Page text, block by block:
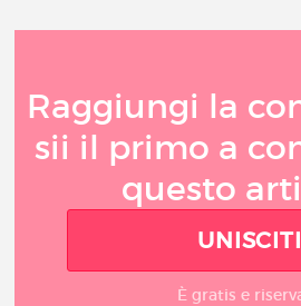
Raggiungi la
sii il primo a
questo
UNISCITI
È gratis e